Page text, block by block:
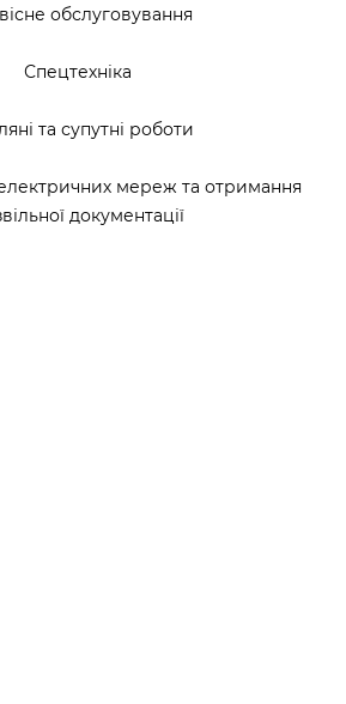
обслуговування
Спецтехніка
та супутні роботи
мереж та отримання
документації